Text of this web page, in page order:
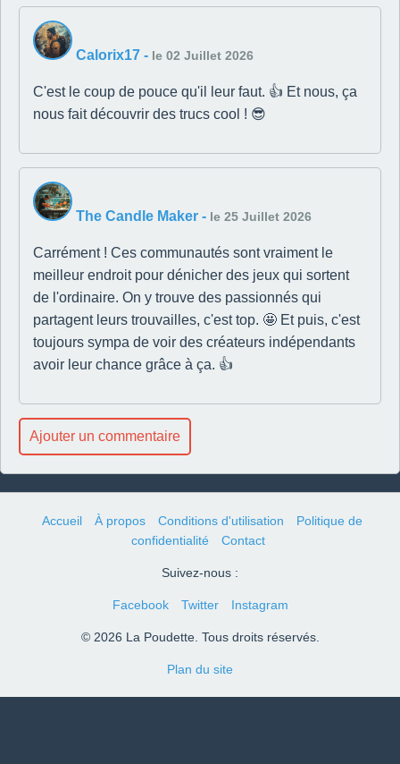
Calorix17 - le 02 Juillet 2026
C'est le coup de pouce qu'il leur faut. 👍 Et nous, ça
nous fait découvrir des trucs cool ! 😎
The Candle Maker - le 25 Juillet 2026
Carrément ! Ces communautés sont vraiment le
meilleur endroit pour dénicher des jeux qui sortent
de l'ordinaire. On y trouve des passionnés qui
partagent leurs trouvailles, c'est top. 🤩 Et puis, c'est
toujours sympa de voir des créateurs indépendants
avoir leur chance grâce à ça. 👍
Ajouter un commentaire
Accueil À propos Conditions d'utilisation
Politique de
confidentialité
Contact
Suivez-nous :
Facebook Twitter Instagram
© 2026 La Poudette. Tous droits réservés.
Plan du site